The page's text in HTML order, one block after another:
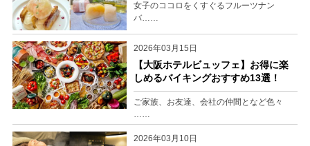
女子のココロをくすぐるフルーツナン
バ……
2026年03月15日
【大阪ホテルビュッフェ】お得に楽
しめるバイキングおすすめ13選！
ご家族、お友達、会社の仲間となど色々
……
2026年03月10日